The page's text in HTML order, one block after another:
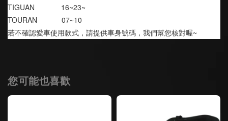
TIGUAN             16~23~
TOURAN            07~10
若不確認愛車使用款式，請提供車身號碼，我們幫您核對喔~
您可能也喜歡